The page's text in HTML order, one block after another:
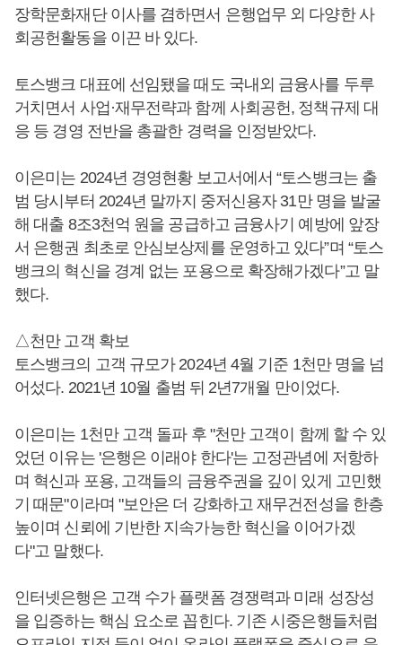
장학문화재단 이사를 겸하면서 은행업무 외 다양한 사
회공헌활동을 이끈 바 있다.
토스뱅크 대표에 선임됐을 때도 국내외 금융사를 두루
거치면서 사업·재무전략과 함께 사회공헌, 정책규제 대
응 등 경영 전반을 총괄한 경력을 인정받았다.
이은미는 2024년 경영현황 보고서에서 “토스뱅크는 출
범 당시부터 2024년 말까지 중저신용자 31만 명을 발굴
해 대출 8조3천억 원을 공급하고 금융사기 예방에 앞장
서 은행권 최초로 안심보상제를 운영하고 있다”며 “토스
뱅크의 혁신을 경계 없는 포용으로 확장해가겠다”고 말
했다.
△천만 고객 확보
토스뱅크의 고객 규모가 2024년 4월 기준 1천만 명을 넘
어섰다. 2021년 10월 출범 뒤 2년7개월 만이었다.
이은미는 1천만 고객 돌파 후 "천만 고객이 함께 할 수 있
었던 이유는 '은행은 이래야 한다'는 고정관념에 저항하
며 혁신과 포용, 고객들의 금융주권을 깊이 있게 고민했
기 때문"이라며 "보안은 더 강화하고 재무건전성을 한층
높이며 신뢰에 기반한 지속가능한 혁신을 이어가겠
다"고 말했다.
인터넷은행은 고객 수가 플랫폼 경쟁력과 미래 성장성
을 입증하는 핵심 요소로 꼽힌다. 기존 시중은행들처럼